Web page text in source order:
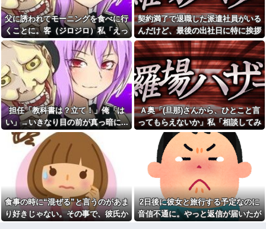
【悲報】山本太郎さん、政治
に興味なかった
【超絶悲報】東科大医学部卒
の美人YouTuberさん、直美でコ
メント欄が炎上してしまう…
【画像】最新の浜辺美波さ
ん、ガチのマジで可愛過ぎてワ
イらをドキドキさせてしまうw w
w w w w w
【画像】付き合いたて彼女
「ごめーんちょびっツ散らかっ
てるけど上がって～！」←お前
らだったらコレ別れる
か？？？？？
転校生と仲良くなってその子
の家に遊びに行ったら私が小さ
い頃に撮った写真があった
高齢独身彼女無しなのが不思
議ってよく言われるけど、女と
人付き合いとかめんどくさすぎ
る
【画像】嫁の浮気が発覚。中
学生になる子供たちに離婚理由
は話した方がいい？
【衝撃】ネットで出会った年
下熱血大学生、姉の浮気相手に
ｗｗｗその結末がヤバすぎｗｗ
ｗｗ
【悲報】神田うの、51歳で薄
毛治療を告白「高校生の時から
薄い」
【悲報】神田うの、51歳で薄
毛治療を告白「高校生の時から
薄い」
上司に新聞取らないと言った
ら 上司「どうやって経済情報と
か手に入れるんだ」ぼく「別に
Yahooニュースとかで良いじゃ
ないんですか。新聞取ること自
体が前時代的ですよ」→
【絶句】托卵された子を育て
ていたが、元嫁の正体がヤバす
ぎたｗｗｗｗ
【反抗期】娘が水筒をぶん投
げ私の手の甲にヒット。私
「(泣)」娘「うっぜーな、泣くな
ら自分の部屋へいけ」私「手が
腫れて痛い」→手を見せると…
父に誘われてモーニングを食べに行
くことに。客（ジロジロ）私「えっ
何？」店員「見ての通りの状況なの
で…」→まさかの対応をされて...
契約満了で退職した派遣社員がいる
んだけど、最後の出社日に特に挨拶
も菓子折りもなにもなく...
担任「教科書は？立て！」俺「は
い」→いきなり目の前が真っ暗に...
Ａ奥「(旦那)さんから、ひとこと言
ってもらえないか」私「相談してみ
る」→ 人がおかしくなった瞬間を目
の前で見て...
食事の時に“混ぜる”と言うのがあま
り好きじゃない。その事で、彼氏か
2日後に彼女と旅行する予定なのに
音信不通に。やっと返信が届いたが